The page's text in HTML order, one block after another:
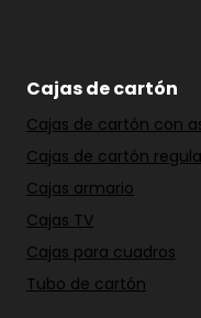
Cajas de cartón
Cajas de cartón con
Cajas de cartón
Cajas armario
Cajas TV
Cajas para cuadros
Tubo de cartón